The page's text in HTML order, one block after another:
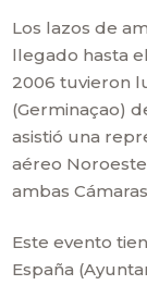
Los lazos de
llegado hasta
2006 tuvieron
(Germinaçao)
asistió una
aéreo
ambas
Este evento
España